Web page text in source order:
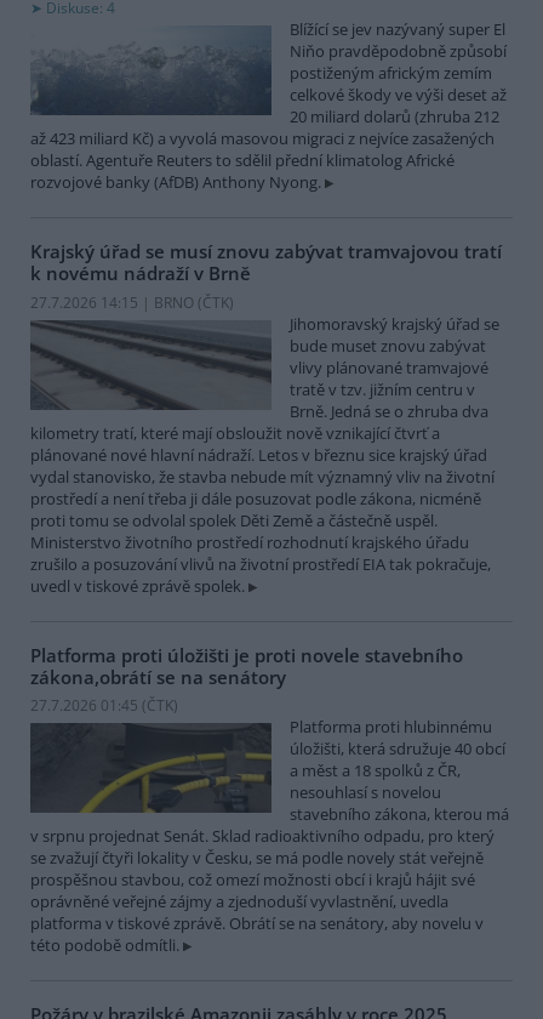
Diskuse: 4
Blížící se jev nazývaný super El
Niňo pravděpodobně způsobí
postiženým africkým zemím
celkové škody ve výši deset až
20 miliard dolarů (zhruba 212
až 423 miliard Kč) a vyvolá masovou migraci z nejvíce zasažených
oblastí. Agentuře Reuters to sdělil přední klimatolog Africké
rozvojové banky (AfDB) Anthony Nyong.
Krajský úřad se musí znovu zabývat tramvajovou tratí
k novému nádraží v Brně
27.7.2026 14:15 | BRNO (ČTK)
Jihomoravský krajský úřad se
bude muset znovu zabývat
vlivy plánované tramvajové
tratě v tzv. jižním centru v
Brně. Jedná se o zhruba dva
kilometry tratí, které mají obsloužit nově vznikající čtvrť a
plánované nové hlavní nádraží. Letos v březnu sice krajský úřad
vydal stanovisko, že stavba nebude mít významný vliv na životní
prostředí a není třeba ji dále posuzovat podle zákona, nicméně
proti tomu se odvolal spolek Děti Země a částečně uspěl.
Ministerstvo životního prostředí rozhodnutí krajského úřadu
zrušilo a posuzování vlivů na životní prostředí EIA tak pokračuje,
uvedl v tiskové zprávě spolek.
Platforma proti úložišti je proti novele stavebního
zákona,obrátí se na senátory
27.7.2026 01:45 (ČTK)
Platforma proti hlubinnému
úložišti, která sdružuje 40 obcí
a měst a 18 spolků z ČR,
nesouhlasí s novelou
stavebního zákona, kterou má
v srpnu projednat Senát. Sklad radioaktivního odpadu, pro který
se zvažují čtyři lokality v Česku, se má podle novely stát veřejně
prospěšnou stavbou, což omezí možnosti obcí i krajů hájit své
oprávněné veřejné zájmy a zjednoduší vyvlastnění, uvedla
platforma v tiskové zprávě. Obrátí se na senátory, aby novelu v
této podobě odmítli.